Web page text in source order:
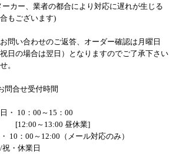
ーカー、業者の都合により対応に遅れが生じる
もございます)
問い合わせのご返答、オーダー確認は月曜日
祝日の場合は翌日）となりますのでご了承下さい
。
問合せ受付時間
・ 10：00～15：00
～13:00 昼休業]
10：00～12:00（メール対応のみ）
/祝・休業日